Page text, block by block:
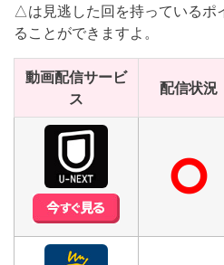
△は見逃した回を持っているポ
ることができますよ。
動画配信サービ
ス
配信状況
⭘